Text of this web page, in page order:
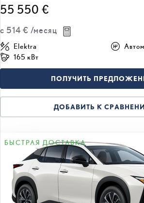
55 550 €
с 514 € /месяц
Elektra
165 кВт
ПОЛУЧИТЬ
ДОБАВИТЬ К
БЫСТРАЯ ДОСТАВКА